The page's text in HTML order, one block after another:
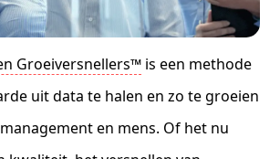
Groeiversnellers™ is een methode
uit data te halen en zo te groeien
en mens. Of het nu